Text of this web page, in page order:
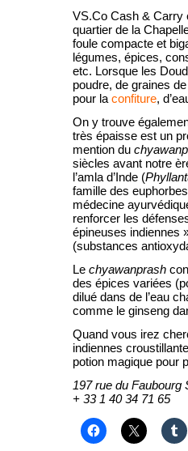
VS.Co Cash & Carry
quartier de la
foule compacte et
légumes, épices,
etc. Lorsque les
poudre, de graines de
pour la confiture,
On y trouve
très épaisse est un
mention du
siècles avant notre
l’amla d’Inde (
famille des
médecine
renforcer les
épineuses indiennes
(substances
Le chyawanprash
des épices variées
dilué dans de l’eau
comme le ginseng
Quand vous irez
indiennes
potion magique pour
197 rue du Faubourg
+ 33 1 40 34 71 65